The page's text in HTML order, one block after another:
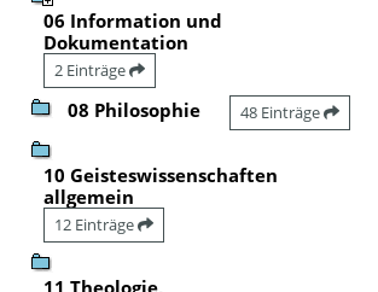
06 Information und
Dokumentation
2 Einträge
08 Philosophie 48 Einträge
10 Geisteswissenschaften
allgemein
12 Einträge
11 Theologie,